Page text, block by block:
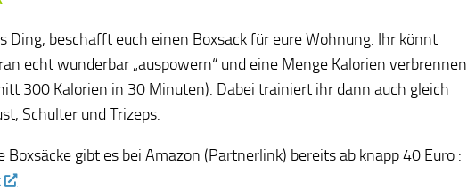
Ding, beschafft euch einen Boxsack für eure Wohnung. Ihr könnt
echt wunderbar „auspowern“ und eine Menge Kalorien verbrennen
300 Kalorien in 30 Minuten). Dabei trainiert ihr dann auch gleich
Schulter und Trizeps.
Boxsäcke gibt es bei Amazon (Partnerlink) bereits ab knapp 40 Euro :